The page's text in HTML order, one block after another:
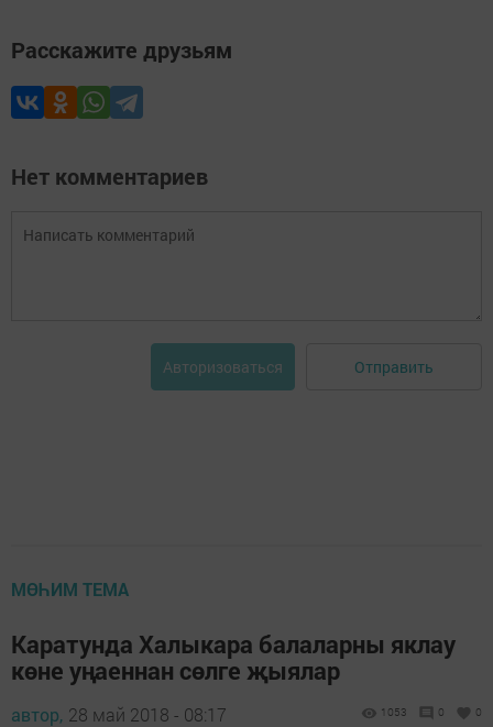
Расскажите друзьям
Нет комментариев
Авторизоваться Отправить
МӨҺИМ ТЕМА
Каратунда Халыкара балаларны яклау
көне уңаеннан сөлге җыялар
автор, 28 май 2018 - 08:17 1053 0 0